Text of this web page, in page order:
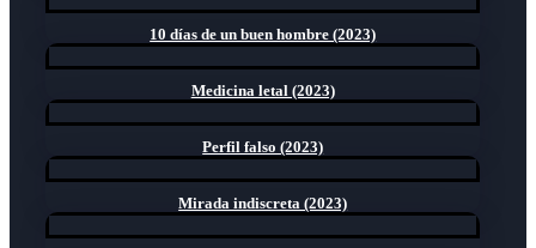
10 días de un buen hombre (2023)
Medicina letal (2023)
Perfil falso (2023)
Mirada indiscreta (2023)